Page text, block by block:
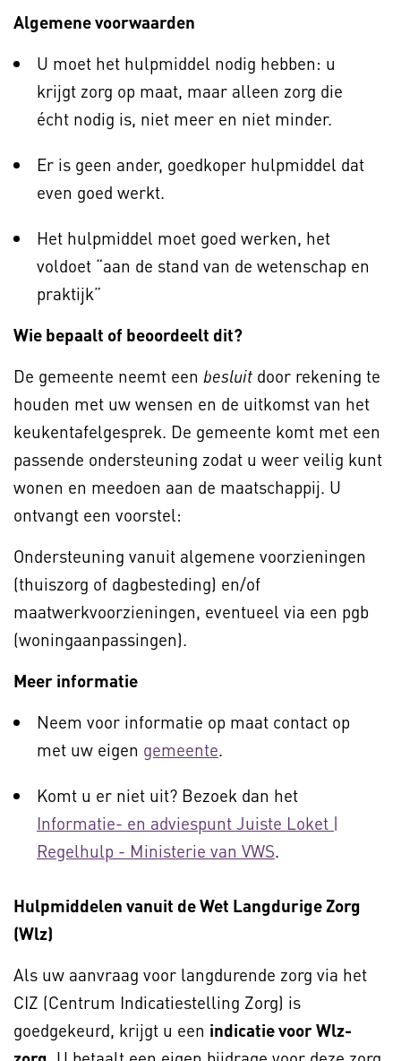
Algemene voorwaarden
U moet het hulpmiddel nodig hebben: u
krijgt zorg op maat, maar alleen zorg die
écht nodig is, niet meer en niet minder.
Er is geen ander, goedkoper hulpmiddel dat
even goed werkt.
Het hulpmiddel moet goed werken, het
voldoet “aan de stand van de wetenschap en
praktijk”
Wie bepaalt of beoordeelt dit?
De gemeente neemt een besluit door rekening te
houden met uw wensen en de uitkomst van het
keukentafelgesprek. De gemeente komt met een
passende ondersteuning zodat u weer veilig kunt
wonen en meedoen aan de maatschappij. U
ontvangt een voorstel:
Ondersteuning vanuit algemene voorzieningen
(thuiszorg of dagbesteding) en/of
maatwerkvoorzieningen, eventueel via een pgb
(woningaanpassingen).
Meer informatie
Neem voor informatie op maat contact op
met uw eigen gemeente.
Komt u er niet uit? Bezoek dan het
Informatie- en adviespunt Juiste Loket |
Regelhulp - Ministerie van VWS.
Hulpmiddelen vanuit de Wet Langdurige Zorg
(Wlz)
Als uw aanvraag voor langdurende zorg via het
CIZ (Centrum Indicatiestelling Zorg) is
goedgekeurd, krijgt u een indicatie voor Wlz-